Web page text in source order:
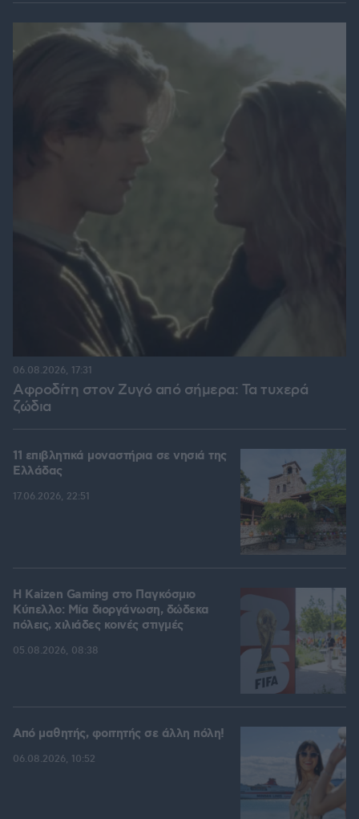
Αφροδίτη στον Ζυγό από σήμερα: Τα τυχερά
ζώδια
06.08.2026, 17:31
11 επιβλητικά μοναστήρια σε νησιά της
Ελλάδας
17.06.2026, 22:51
H Kaizen Gaming στο Παγκόσμιο
Kύπελλο: Μία διοργάνωση, δώδεκα
πόλεις, χιλιάδες κοινές στιγμές
05.08.2026, 08:38
Από μαθητής, φοιτητής σε άλλη πόλη!
06.08.2026, 10:52